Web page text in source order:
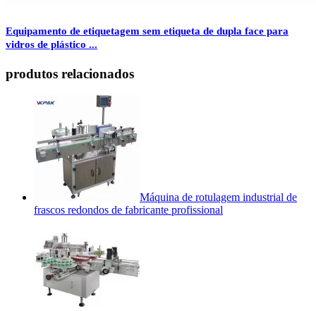
Equipamento de etiquetagem sem etiqueta de dupla face para
vidros de plástico ...
produtos relacionados
Máquina de rotulagem industrial de
frascos redondos de fabricante profissional